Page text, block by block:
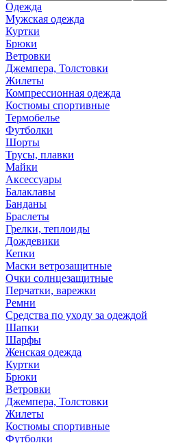
Одежда
Мужская одежда
Куртки
Брюки
Ветровки
Джемпера, Толстовки
Жилеты
Компрессионная одежда
Костюмы спортивные
Термобелье
Футболки
Шорты
Трусы, плавки
Майки
Аксессуары
Балаклавы
Банданы
Браслеты
Грелки, теплоиды
Дождевики
Кепки
Маски ветрозащитные
Очки солнцезащитные
Перчатки, варежки
Ремни
Средства по уходу за одеждой
Шапки
Шарфы
Женская одежда
Куртки
Брюки
Ветровки
Джемпера, Толстовки
Жилеты
Костюмы спортивные
Футболки